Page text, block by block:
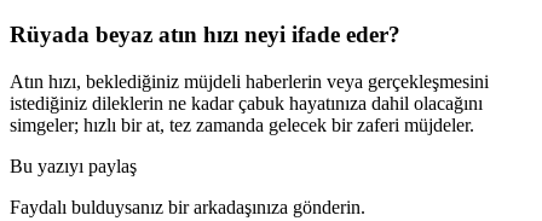
Rüyada beyaz atın hızı neyi ifade eder?
Atın hızı, beklediğiniz müjdeli haberlerin veya gerçekleşmesini
istediğiniz dileklerin ne kadar çabuk hayatınıza dahil olacağını
simgeler; hızlı bir at, tez zamanda gelecek bir zaferi müjdeler.
Bu yazıyı paylaş
Faydalı bulduysanız bir arkadaşınıza gönderin.